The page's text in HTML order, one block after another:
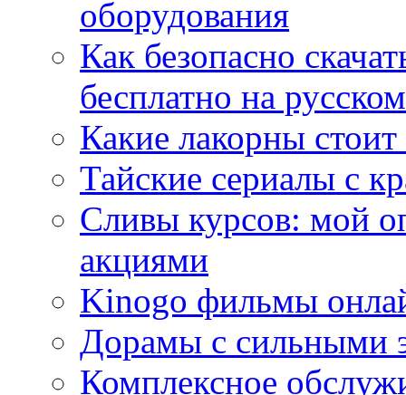
оборудования
Как безопасно
бесплатно на
Какие лакорны
Тайские сериалы с
Сливы курсов: мой
акциями
Kinogo фильмы
Дорамы с сильными
Комплексное